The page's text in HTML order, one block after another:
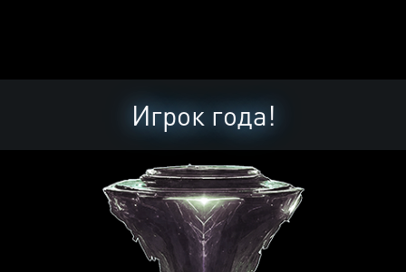
Игрок года!